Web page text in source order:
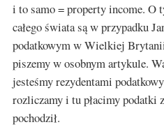
i to samo = property income. O
całego świata są w przypadku
podatkowym w Wielkiej
piszemy w osobnym artykule.
jesteśmy rezydentami
rozliczamy i tu płacimy podatki
pochodził.